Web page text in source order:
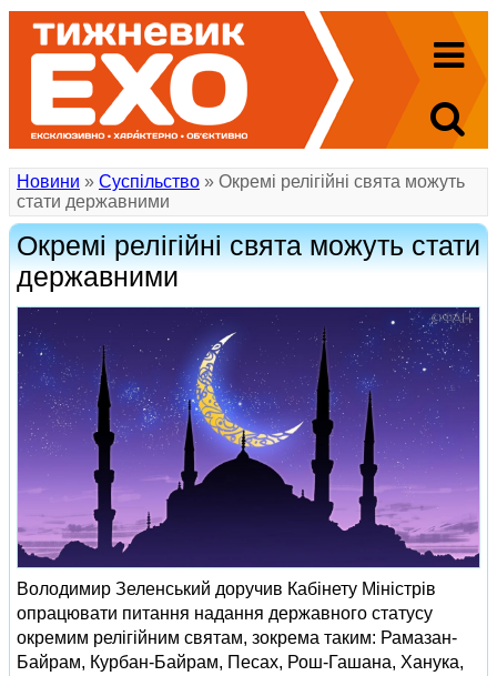
Новини » Суспільство » Окремі релігійні свята можуть
стати державними
Окремі релігійні свята можуть стати
державними
Володимир Зеленський доручив Кабінету Міністрів
опрацювати питання надання державного статусу
окремим релігійним святам, зокрема таким: Рамазан-
Байрам, Курбан-Байрам, Песах, Рош-Гашана, Ханука,